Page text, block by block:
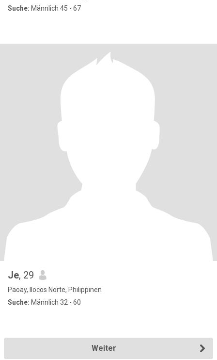
Suche: Männlich 45 - 67
Je, 29
Paoay, Ilocos Norte, Philippinen
Suche: Männlich 32 - 60
Weiter